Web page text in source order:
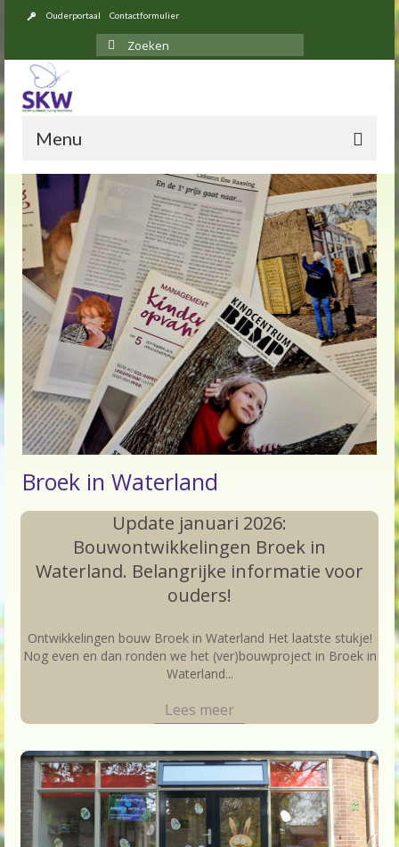
Ouderportaal Contactformulier
Zoeken
naar:
Menu
Over ons
Opvang
Locaties
Tarieven 2026
Inschrijven
OC-SKW & agenda OC-vergadering dinsdag
30 juni 2026
F.A.Q.
Broek in Waterland
Update januari 2026:
Bouwontwikkelingen Broek in
Waterland. Belangrijke informatie voor
ouders!
Ontwikkelingen bouw Broek in Waterland Het laatste stukje!
Nog even en dan ronden we het (ver)bouwproject in Broek in
Waterland...